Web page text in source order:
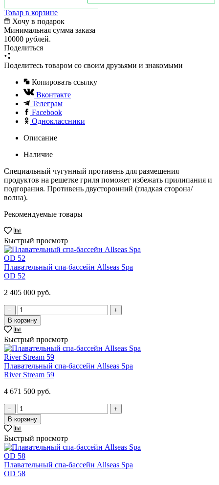
Товар в корзине
Хочу в подарок
Минимальная сумма заказа
10000 рублей.
Поделиться
Поделитесь товаром со своим друзьями и знакомыми
Копировать ссылку
Вконтакте
Телеграм
Facebook
Одноклассники
Описание
Наличие
Специальный чугунный противень для размещения
продуктов на решетке гриля поможет избежать прилипания и
подгорания. Противень двусторонний (гладкая сторона/
волна).
Рекомендуемые товары
Быстрый просмотр
Плавательный спа-бассейн Allseas Spa
OD 52
2 405 000 руб.
−
+
В корзину
Быстрый просмотр
Плавательный спа-бассейн Allseas Spa
River Stream 59
4 671 500 руб.
−
+
В корзину
Быстрый просмотр
Плавательный спа-бассейн Allseas Spa
OD 58